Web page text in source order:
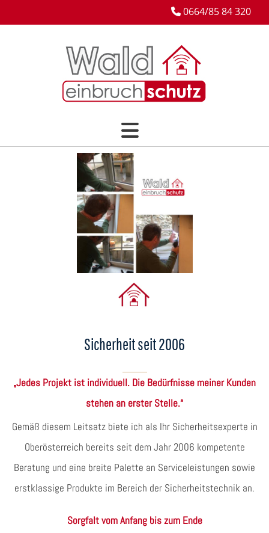
 0664/85 84 320
Sicherheit seit 2006
„Jedes Projekt ist individuell. Die Bedürfnisse meiner Kunden
stehen an erster Stelle.“
Gemäß diesem Leitsatz biete ich als Ihr Sicherheitsexperte in
Oberösterreich bereits seit dem Jahr 2006 kompetente
Beratung und eine breite Palette an Serviceleistungen sowie
erstklassige Produkte im Bereich der Sicherheitstechnik an.
Sorgfalt vom Anfang bis zum Ende